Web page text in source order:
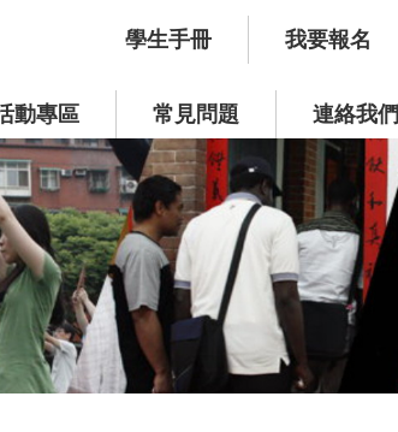
學生手冊 我要報名
動專區 常見問題 連絡我們